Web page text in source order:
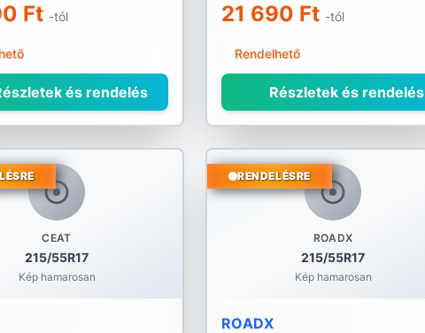
Ft -tól
és rendelés
21 690 Ft -tól
Rendelhető
Részletek és rendelés
CEAT
215/55R17
Kép hamarosan
ROADX
215/55R17
Kép hamarosan
RENDELÉSRE
ROADX